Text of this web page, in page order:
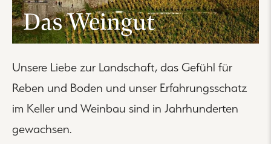
Das Weingut
Unsere Liebe zur Landschaft, das Gefühl für
Reben und Boden und unser Erfahrungsschatz
im Keller und Weinbau sind in Jahrhunderten
gewachsen.